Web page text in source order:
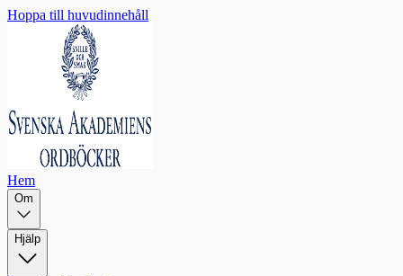
Hoppa till huvudinnehåll
Hem
Om
Hjälp